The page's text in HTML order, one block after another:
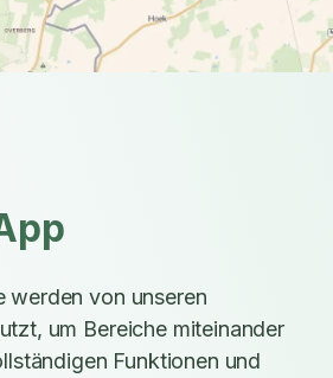
werden von unseren
um Bereiche miteinander
Funktionen und